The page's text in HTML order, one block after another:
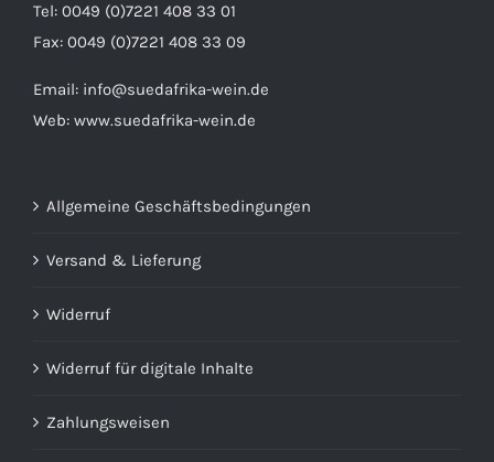
Tel: 0049 (0)7221 408 33 01
Fax: 0049 (0)7221 408 33 09
Email: info@suedafrika-wein.de
Web: www.suedafrika-wein.de
Allgemeine Geschäftsbedingungen
Versand & Lieferung
Widerruf
Widerruf für digitale Inhalte
Zahlungsweisen